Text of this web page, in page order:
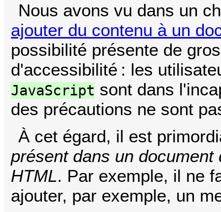
Nous avons vu dans un
ajouter du contenu à un
possibilité présente de
d'accessibilité : les
JavaScript sont dans
des précautions ne sont
À cet égard, il est
présent dans un
HTML. Par exemple, il ne
ajouter, par exemple, un